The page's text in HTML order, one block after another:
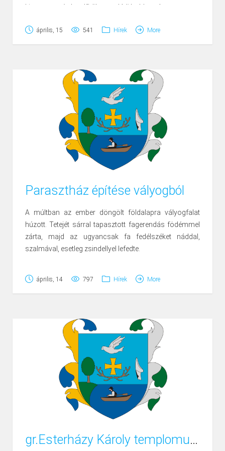
évenként, míg erős, nagyon nagy károkat okozó, 5.5-6.0
magnitúdójú földrengésre 40-50 éves intervallumban
kitatarozza és kezdõdik a családi boldogság.
tábláján, keresztpánton, rúdon; ezután szárnyra kap a
pár és nyilaló röptével végig hasít a levegõn, kapdosva
jön a költés ideje, kikelnek a fiak és kezdõdik azoknak
etetése, felápolása; felváltva nagy buzgósággal
dolgozik a fecskepár és mikor a fiak már anyányiak, sõt
szárnyrakeltek, még akkor is kiüldögélnek szép sorjába
valamelyik ágra s az öregek nem sajnálják tõlük a
április, 15 541 Hírek More
Parasztház építése vályogból
A múltban az ember döngölt földalapra vályogfalat
húzott. Tetejét sárral tapasztott fagerendás födémmel
zárta, majd az ugyancsak fa fedélszéket náddal,
szalmával, esetleg zsindellyel lefedte.
körbetapasztotta, majd bemeszelte, s ezzel egy jó
klímájú, takarékosan fűthető, könnyen karbantartható,
könnyen ment, sőt a jó faanyagot és vályogot is fel
lehetett újra használni.
A klasszikus vályog agyagos föld és alomszalma
keveréke. Ebből a nem túl képlékeny keverékből
készülhet tégla, melyet sablonba tömörítenek, és a
napon szárítanak ki, de készülhet közvetlenül fal is,
például az ún. rakott fal. Ezt vasvillával rakják, a már
fennlévőhöz csapva tömörítik, majd több hetes
szárítás után a falsíkokat ásóval lenyesik. Vályogból
való a vert fal is, melyet fa sablon-zsaluba döngölnek,
majd a zsalut megemelik, és újabb szintet készítenek.
április, 14 797 Hírek More
gr.Esterházy Károly templomunk építtetője